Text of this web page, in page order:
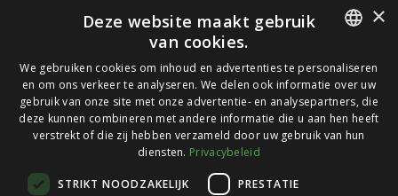
© 2026 Ledlichtdiscounter.nl
DUTCH
GERMAN
×
Deze website maakt gebruik
van cookies.
We gebruiken cookies om inhoud en advertenties te personaliseren
en om ons verkeer te analyseren. We delen ook informatie over uw
gebruik van onze site met onze advertentie- en analysepartners, die
deze kunnen combineren met andere informatie die u aan hen heeft
verstrekt of die zij hebben verzameld door uw gebruik van hun
diensten. Privacybeleid
STRIKT NOODZAKELIJK PRESTATIE